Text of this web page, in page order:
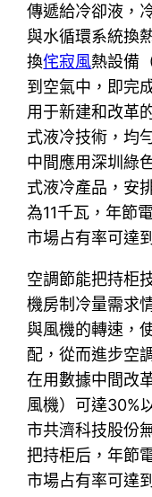
傳遞給冷卻液，
與水循環系統換
換侘寂風熱設備
到空氣中，即完
用于新建和改革
式液冷技術，均
中間應用深圳綠
式液冷產品，安
為11千瓦，年節
市場占有率可達
空調節能把持柜
機房制冷量需求
與風機的轉速，
配，從而進步空
在用數據中間改
風機）可達30%
市共濟科技股份
把持柜后，年節
市場占有率可達